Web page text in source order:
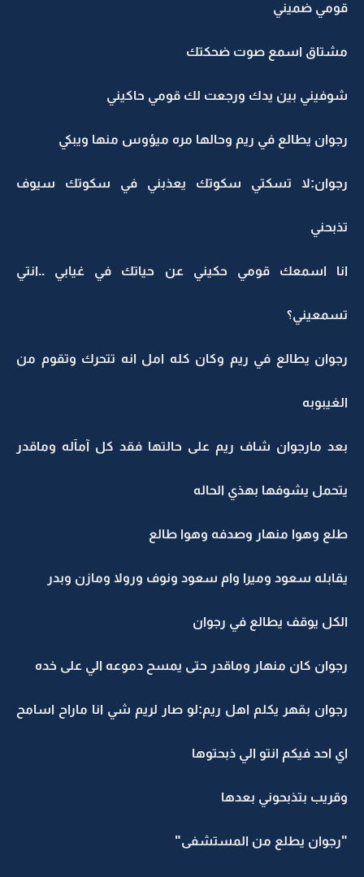
قومي ضميني
مشتاق اسمع صوت ضحكتك
شوفيني بين يدك ورجعت لك قومي حاكيني
رجوان يطالع في ريم وحالها مره ميؤوس منها ويبكي
رجوان:لا تسكتي سكوتك يعذبني في سكوتك سيوف
تذبحني
انا اسمعك قومي حكيني عن حياتك في غيابي ..انتي
تسمعيني؟
رجوان يطالع في ريم وكان كله امل انه تتحرك وتقوم من
الغيبوبه
بعد مارجوان شاف ريم على حالتها فقد كل آمآله وماقدر
يتحمل يشوفها بهذي الحاله
طلع وهوا منهار وصدفه وهوا طالع
يقابله سعود وميرا وام سعود ونوف ورولا ومازن وبدر
الكل يوقف يطالع في رجوان
رجوان كان منهار وماقدر حتى يمسح دموعه الي على خده
رجوان بقهر يكلم اهل ريم:لو صار لريم شي انا ماراح اسامح
اي احد فيكم انتو الي ذبحتوها
وقريب بتذبحوني بعدها
"رجوان يطلع من المستشفى"